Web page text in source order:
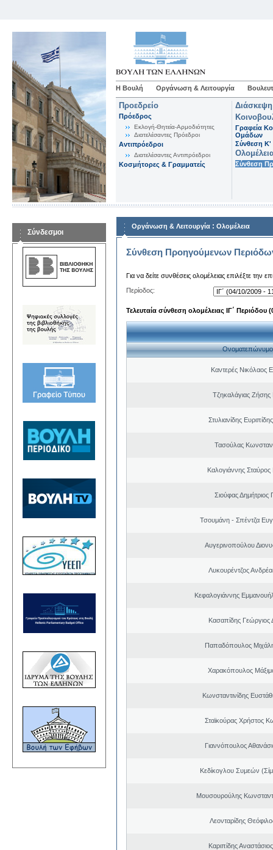
Η Βουλή Οργάνωση & Λειτουργία
Προεδρείο
Πρόεδρος
Εκλογή-Θητεία-Αρμοδιότητες
Διατελέσαντες Πρόεδροι
Αντιπρόεδροι
Διατελέσαντες Αντιπρόεδροι
Κοσμήτορες & Γραμματείς
Γραφεία
Ομάδων
Σύνθεση K'
Σύνθεση
Σύνδεσμοι
Οργάνωση & Λειτουργία : Ολομέλεια
Σύνθεση Προηγούμενων
Για να δείτε συνθέσεις ολομέλειας επιλέξτε την
Περίοδος:
Τελευταία σύνθεση ολομέλειας ΙΓ΄ Περιόδου
Ονοματεπώνυμο
Καντερές Νικόλαος
Τζηκαλάγιας Ζήσης
Στυλιανίδης
Τασούλας
Καλογιάννης Σταύρος
Σιούφας Δημήτριος
Τσουμάνη - Σπέντζα
Αυγερινοπούλου
Λυκουρέντζος
Κεφαλογιάννης
Κασαπίδης Γεώργιος
Παπαδόπουλος
Χαρακόπουλος
Κωνσταντινίδης
Σταϊκούρας Χρήστος
Γιαννόπουλος
Κεδίκογλου Συμεών
Μουσουρούλης
Λεονταρίδης
Καριπίδης